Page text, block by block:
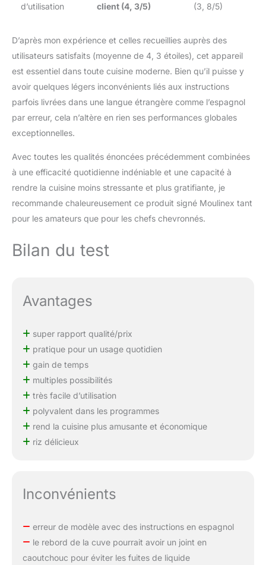
d’utilisation
client (4, 3/5)
(3, 8/5)
D’après mon expérience et celles recueillies auprès des
utilisateurs satisfaits (moyenne de 4, 3 étoiles), cet appareil
est essentiel dans toute cuisine moderne. Bien qu’il puisse y
avoir quelques légers inconvénients liés aux instructions
parfois livrées dans une langue étrangère comme l’espagnol
par erreur, cela n’altère en rien ses performances globales
exceptionnelles.
Avec toutes les qualités énoncées précédemment combinées
à une efficacité quotidienne indéniable et une capacité à
rendre la cuisine moins stressante et plus gratifiante, je
recommande chaleureusement ce produit signé Moulinex tant
pour les amateurs que pour les chefs chevronnés.
Bilan du test
Avantages
super rapport qualité/prix
pratique pour un usage quotidien
gain de temps
multiples possibilités
très facile d’utilisation
polyvalent dans les programmes
rend la cuisine plus amusante et économique
riz délicieux
Inconvénients
erreur de modèle avec des instructions en espagnol
le rebord de la cuve pourrait avoir un joint en
caoutchouc pour éviter les fuites de liquide